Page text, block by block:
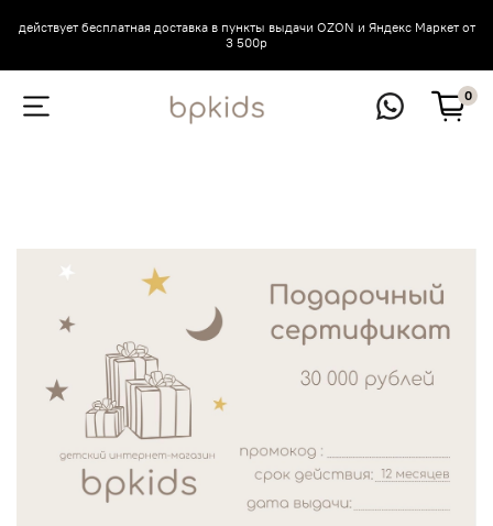
действует бесплатная доставка в пункты выдачи OZON и Яндекс Маркет от
3 500р
0